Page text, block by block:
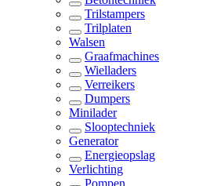
Trilstampers
Trilplaten
Walsen
Graafmachines
Wielladers
Verreikers
Dumpers
Minilader
Slooptechniek
Generator
Energieopslag
Verlichting
Pompen